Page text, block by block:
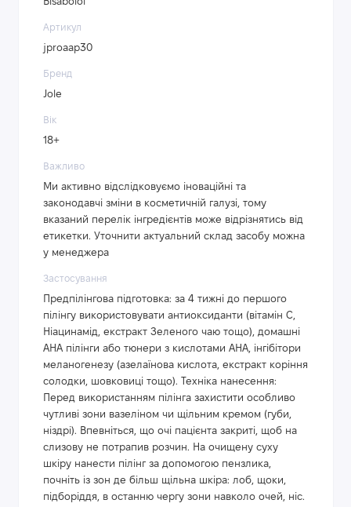
Артикул
jproaap30
Бренд
Jole
Вік
18+
Важливо
Ми активно відслідковуємо іноваційні та
законодавчі зміни в косметичній галузі, тому
вказаний перелік інгредієнтів може відрізнятись від
етикетки. Уточнити актуальний склад засобу можна
у менеджера
Застосування
Предпілінгова підготовка: за 4 тижні до першого
пілінгу використовувати антиоксиданти (вітамін С,
Ніацинамід, екстракт Зеленого чаю тощо), домашні
АНА пілінги або тюнери з кислотами АНА, інгібітори
меланогенезу (азелаїнова кислота, екстракт коріння
солодки, шовковиці тощо). Техніка нанесення:
Перед використанням пілінга захистити особливо
чутливі зони вазеліном чи щільним кремом (губи,
ніздрі). Впевніться, що очі пацієнта закриті, щоб на
слизову не потрапив розчин. На очищену суху
шкіру нанести пілінг за допомогою пензлика,
почніть із зон де більш щільна шкіра: лоб, щоки,
підборіддя, в останню чергу зони навколо очей, ніс.